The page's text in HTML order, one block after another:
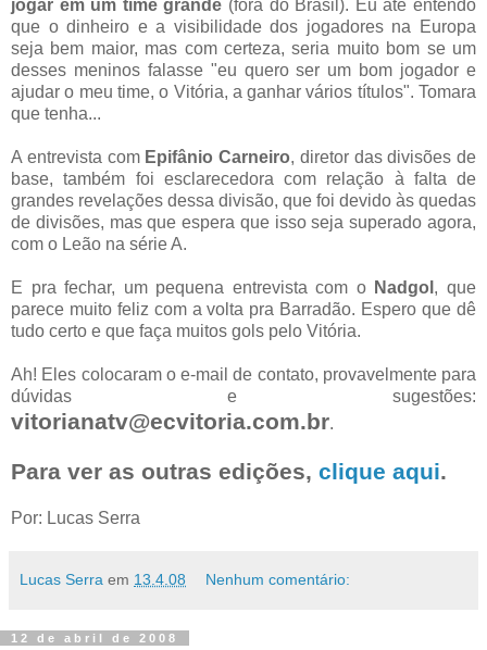
jogar em um time grande (fora do Brasil). Eu até entendo
que o dinheiro e a visibilidade dos jogadores na Europa
seja bem maior, mas com certeza, seria muito bom se um
desses meninos falasse "eu quero ser um bom jogador e
ajudar o meu time, o Vitória, a ganhar vários títulos". Tomara
que tenha...
A entrevista com Epifânio Carneiro, diretor das divisões de
base, também foi esclarecedora com relação à falta de
grandes revelações dessa divisão, que foi devido às quedas
de divisões, mas que espera que isso seja superado agora,
com o Leão na série A.
E pra fechar, um pequena entrevista com o Nadgol , que
parece muito feliz com a volta pra Barradão. Espero que dê
tudo certo e que faça muitos gols pelo Vitória.
Ah! Eles colocaram o e-mail de contato, provavelmente para
dúvidas e sugestões:
vitorianatv@ecvitoria.com.br.
Para ver as outras edições, clique aqui.
Por: Lucas Serra
Lucas Serra em 13.4.08 Nenhum comentário:
12 de abril de 2008